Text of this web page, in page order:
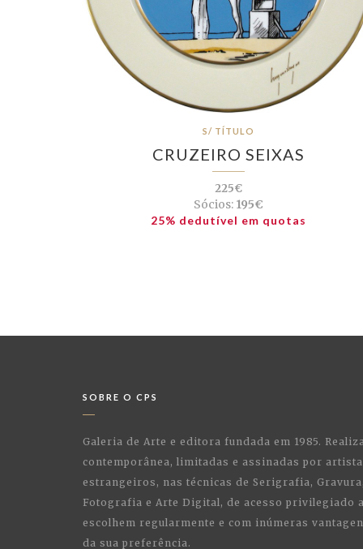
S/ TÍTULO
CRUZEIRO SEIXAS
225€
Sócios: 195€
25% dedutível em quotas
SOBRE O CPS
Galeria de Arte e editora fundada em 1985.
contemporânea, limitadas e assinadas por
estrangeiros, nas técnicas de Serigrafia,
Fotografia e Arte Digital, de acesso privilegiado
escolhem regularmente e com inúmeras
da sua preferência.